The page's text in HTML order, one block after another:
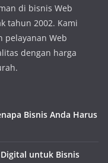
di bisnis Web
tahun 2002. Kami
pelayanan Web
dengan harga
Bisnis Anda Harus
Digital untuk Bisnis